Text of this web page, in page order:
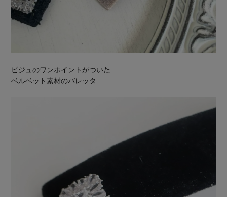
ビジュのワンポイントがついた
ベルベット素材のバレッタ